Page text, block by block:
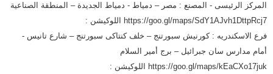
المركز الرئيسى - المصنع : مصر – دمياط - دمياط الجديدة – المنطقة الصناعية
https://goo.gl/maps/SdY1AJvh1DttpRcj7 اللوكيشن :
فرع الاسكندريه : كورنيش سبورتنج – خلف كنتاكى سبورتنج – شارع تانيس -
أمام مدارس سان جبرائيل – برج أمير السلام
https://goo.gl/maps/kEaCXo17juk اللوكيشن :